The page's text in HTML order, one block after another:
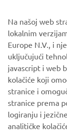
"Infrared"
By JVB Moto,
Pročitajte više
Na našoj web
lokalnim
Europe N.V., i
uključujući
javascript i web
kolačiće koji
stranice i
stranice prema
logiranju i
analitičke